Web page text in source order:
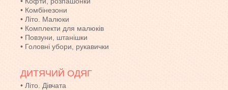
• Комбінезони
• Літо. Малюки
• Комплекти для малюків
• Повзуни, штанішки
• Головні убори, рукавички
ДИТЯЧИЙ ОДЯГ
• Літо. Дівчата